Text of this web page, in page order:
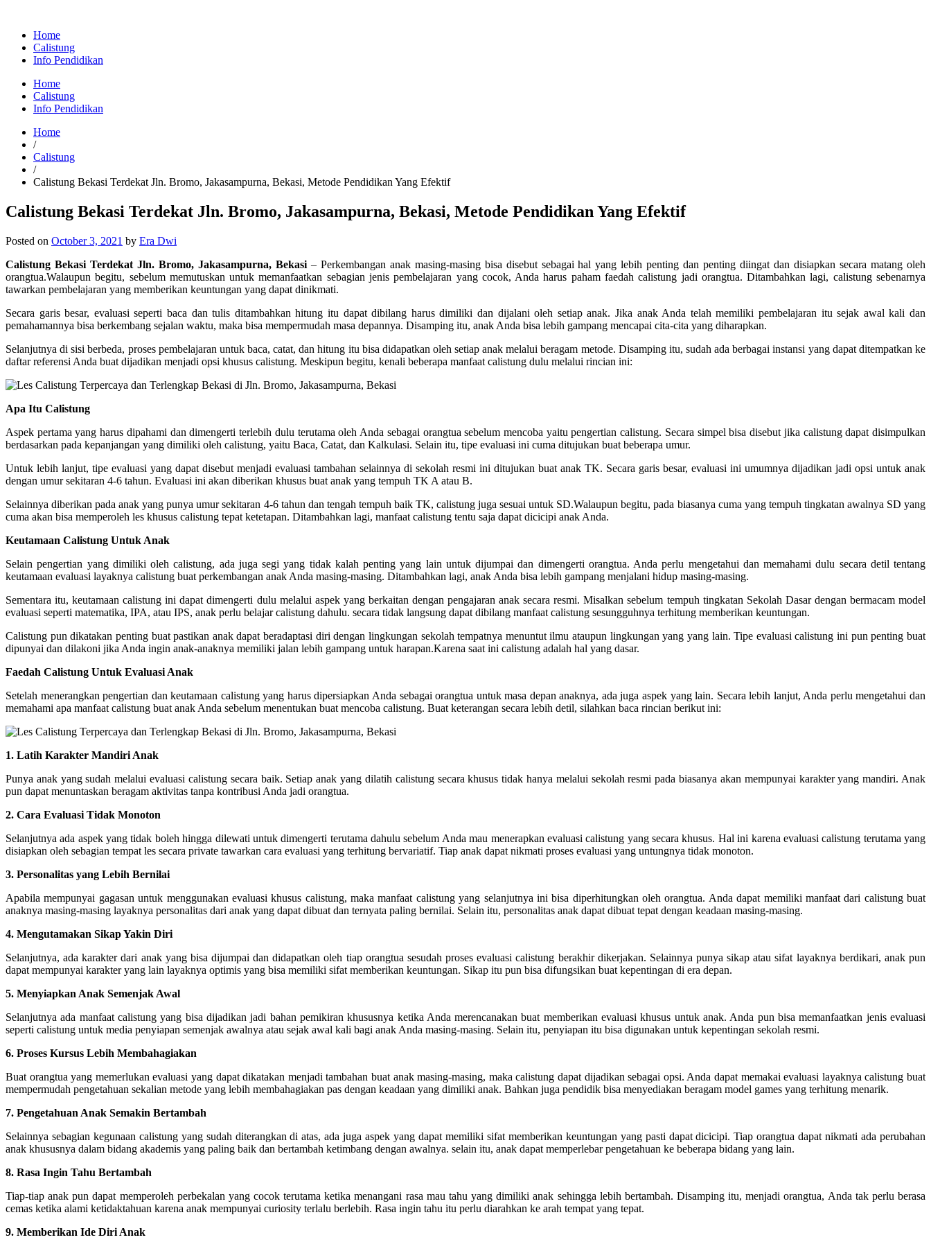
Home
Calistung
Info Pendidikan
Home
Calistung
Info Pendidikan
Home
/
Calistung
/
Calistung Bekasi Terdekat Jln. Bromo, Jakasampurna, Bekasi, Metode Pendidikan Yang Efektif
Calistung Bekasi Terdekat Jln. Bromo, Jakasampurna, Bekasi, Metode Pendidikan Yang Efektif
Posted on October 3, 2021 by Era Dwi
Calistung Bekasi Terdekat Jln. Bromo, Jakasampurna, Bekasi – Perkembangan anak masing-masing bisa disebut sebagai hal yang lebih penting dan penting diingat dan disiapkan secara matang oleh
orangtua.Walaupun begitu, sebelum memutuskan untuk memanfaatkan sebagian jenis pembelajaran yang cocok, Anda harus paham faedah calistung jadi orangtua. Ditambahkan lagi, calistung sebenarnya
tawarkan pembelajaran yang memberikan keuntungan yang dapat dinikmati.
Secara garis besar, evaluasi seperti baca dan tulis ditambahkan hitung itu dapat dibilang harus dimiliki dan dijalani oleh setiap anak. Jika anak Anda telah memiliki pembelajaran itu sejak awal kali dan
pemahamannya bisa berkembang sejalan waktu, maka bisa mempermudah masa depannya. Disamping itu, anak Anda bisa lebih gampang mencapai cita-cita yang diharapkan.
Selanjutnya di sisi berbeda, proses pembelajaran untuk baca, catat, dan hitung itu bisa didapatkan oleh setiap anak melalui beragam metode. Disamping itu, sudah ada berbagai instansi yang dapat ditempatkan ke
daftar referensi Anda buat dijadikan menjadi opsi khusus calistung. Meskipun begitu, kenali beberapa manfaat calistung dulu melalui rincian ini:
Apa Itu Calistung
Aspek pertama yang harus dipahami dan dimengerti terlebih dulu terutama oleh Anda sebagai orangtua sebelum mencoba yaitu pengertian calistung. Secara simpel bisa disebut jika calistung dapat disimpulkan
berdasarkan pada kepanjangan yang dimiliki oleh calistung, yaitu Baca, Catat, dan Kalkulasi. Selain itu, tipe evaluasi ini cuma ditujukan buat beberapa umur.
Untuk lebih lanjut, tipe evaluasi yang dapat disebut menjadi evaluasi tambahan selainnya di sekolah resmi ini ditujukan buat anak TK. Secara garis besar, evaluasi ini umumnya dijadikan jadi opsi untuk anak
dengan umur sekitaran 4-6 tahun. Evaluasi ini akan diberikan khusus buat anak yang tempuh TK A atau B.
Selainnya diberikan pada anak yang punya umur sekitaran 4-6 tahun dan tengah tempuh baik TK, calistung juga sesuai untuk SD.Walaupun begitu, pada biasanya cuma yang tempuh tingkatan awalnya SD yang
cuma akan bisa memperoleh les khusus calistung tepat ketetapan. Ditambahkan lagi, manfaat calistung tentu saja dapat dicicipi anak Anda.
Keutamaan Calistung Untuk Anak
Selain pengertian yang dimiliki oleh calistung, ada juga segi yang tidak kalah penting yang lain untuk dijumpai dan dimengerti orangtua. Anda perlu mengetahui dan memahami dulu secara detil tentang
keutamaan evaluasi layaknya calistung buat perkembangan anak Anda masing-masing. Ditambahkan lagi, anak Anda bisa lebih gampang menjalani hidup masing-masing.
Sementara itu, keutamaan calistung ini dapat dimengerti dulu melalui aspek yang berkaitan dengan pengajaran anak secara resmi. Misalkan sebelum tempuh tingkatan Sekolah Dasar dengan bermacam model
evaluasi seperti matematika, IPA, atau IPS, anak perlu belajar calistung dahulu. secara tidak langsung dapat dibilang manfaat calistung sesungguhnya terhitung memberikan keuntungan.
Calistung pun dikatakan penting buat pastikan anak dapat beradaptasi diri dengan lingkungan sekolah tempatnya menuntut ilmu ataupun lingkungan yang yang lain. Tipe evaluasi calistung ini pun penting buat
dipunyai dan dilakoni jika Anda ingin anak-anaknya memiliki jalan lebih gampang untuk harapan.Karena saat ini calistung adalah hal yang dasar.
Faedah Calistung Untuk Evaluasi Anak
Setelah menerangkan pengertian dan keutamaan calistung yang harus dipersiapkan Anda sebagai orangtua untuk masa depan anaknya, ada juga aspek yang lain. Secara lebih lanjut, Anda perlu mengetahui dan
memahami apa manfaat calistung buat anak Anda sebelum menentukan buat mencoba calistung. Buat keterangan secara lebih detil, silahkan baca rincian berikut ini:
1. Latih Karakter Mandiri Anak
Punya anak yang sudah melalui evaluasi calistung secara baik. Setiap anak yang dilatih calistung secara khusus tidak hanya melalui sekolah resmi pada biasanya akan mempunyai karakter yang mandiri. Anak
pun dapat menuntaskan beragam aktivitas tanpa kontribusi Anda jadi orangtua.
2. Cara Evaluasi Tidak Monoton
Selanjutnya ada aspek yang tidak boleh hingga dilewati untuk dimengerti terutama dahulu sebelum Anda mau menerapkan evaluasi calistung yang secara khusus. Hal ini karena evaluasi calistung terutama yang
disiapkan oleh sebagian tempat les secara private tawarkan cara evaluasi yang terhitung bervariatif. Tiap anak dapat nikmati proses evaluasi yang untungnya tidak monoton.
3. Personalitas yang Lebih Bernilai
Apabila mempunyai gagasan untuk menggunakan evaluasi khusus calistung, maka manfaat calistung yang selanjutnya ini bisa diperhitungkan oleh orangtua. Anda dapat memiliki manfaat dari calistung buat
anaknya masing-masing layaknya personalitas dari anak yang dapat dibuat dan ternyata paling bernilai. Selain itu, personalitas anak dapat dibuat tepat dengan keadaan masing-masing.
4. Mengutamakan Sikap Yakin Diri
Selanjutnya, ada karakter dari anak yang bisa dijumpai dan didapatkan oleh tiap orangtua sesudah proses evaluasi calistung berakhir dikerjakan. Selainnya punya sikap atau sifat layaknya berdikari, anak pun
dapat mempunyai karakter yang lain layaknya optimis yang bisa memiliki sifat memberikan keuntungan. Sikap itu pun bisa difungsikan buat kepentingan di era depan.
5. Menyiapkan Anak Semenjak Awal
Selanjutnya ada manfaat calistung yang bisa dijadikan jadi bahan pemikiran khususnya ketika Anda merencanakan buat memberikan evaluasi khusus untuk anak. Anda pun bisa memanfaatkan jenis evaluasi
seperti calistung untuk media penyiapan semenjak awalnya atau sejak awal kali bagi anak Anda masing-masing. Selain itu, penyiapan itu bisa digunakan untuk kepentingan sekolah resmi.
6. Proses Kursus Lebih Membahagiakan
Buat orangtua yang memerlukan evaluasi yang dapat dikatakan menjadi tambahan buat anak masing-masing, maka calistung dapat dijadikan sebagai opsi. Anda dapat memakai evaluasi layaknya calistung buat
mempermudah pengetahuan sekalian metode yang lebih membahagiakan pas dengan keadaan yang dimiliki anak. Bahkan juga pendidik bisa menyediakan beragam model games yang terhitung menarik.
7. Pengetahuan Anak Semakin Bertambah
Selainnya sebagian kegunaan calistung yang sudah diterangkan di atas, ada juga aspek yang dapat memiliki sifat memberikan keuntungan yang pasti dapat dicicipi. Tiap orangtua dapat nikmati ada perubahan
anak khususnya dalam bidang akademis yang paling baik dan bertambah ketimbang dengan awalnya. selain itu, anak dapat memperlebar pengetahuan ke beberapa bidang yang lain.
8. Rasa Ingin Tahu Bertambah
Tiap-tiap anak pun dapat memperoleh perbekalan yang cocok terutama ketika menangani rasa mau tahu yang dimiliki anak sehingga lebih bertambah. Disamping itu, menjadi orangtua, Anda tak perlu berasa
cemas ketika alami ketidaktahuan karena anak mempunyai curiosity terlalu berlebih. Rasa ingin tahu itu perlu diarahkan ke arah tempat yang tepat.
9. Memberikan Ide Diri Anak